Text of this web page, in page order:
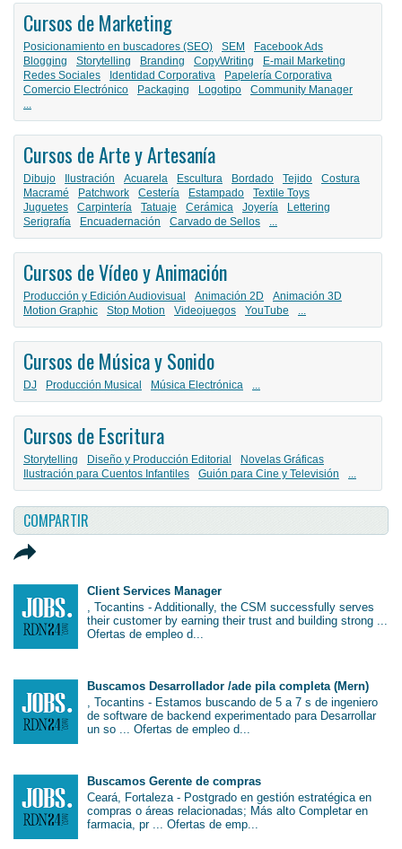
Cursos de Marketing
Posicionamiento en buscadores (SEO) SEM
Facebook Ads
Blogging
Storytelling Branding CopyWriting
E-mail Marketing
Redes Sociales
Identidad Corporativa
Papelería Corporativa
Comercio Electrónico
Packaging Logotipo
Community Manager
...
Cursos de Arte y Artesanía
Dibujo Ilustración Acuarela Escultura Bordado Tejido
Costura
Macramé
Patchwork Cestería Estampado
Textile Toys
Juguetes
Carpintería Tatuaje Cerámica Joyería
Lettering
Serigrafía
Encuadernación Carvado de Sellos ...
Cursos de Vídeo y Animación
Producción y Edición Audiovisual Animación 2D
Animación 3D
Motion Graphic
Stop Motion Videojuegos YouTube ...
Cursos de Música y Sonido
DJ Producción Musical Música Electrónica ...
Cursos de Escritura
Storytelling Diseño y Producción Editorial
Novelas Gráficas
Ilustración para Cuentos Infantiles
Guión para Cine y Televisión ...
COMPARTIR
Client Services Manager
, Tocantins - Additionally, the CSM successfully serves
their customer by earning their trust and building strong ...
Ofertas de empleo d...
Buscamos Desarrollador /ade pila completa (Mern)
, Tocantins - Estamos buscando de 5 a 7 s de ingeniero
de software de backend experimentado para Desarrollar
un so ... Ofertas de empleo d...
Buscamos Gerente de compras
Ceará, Fortaleza - Postgrado en gestión estratégica en
compras o áreas relacionadas; Más alto Completar en
farmacia, pr ... Ofertas de emp...